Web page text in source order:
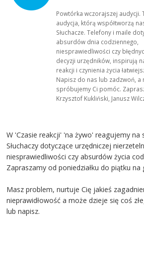
Powtórka wczorajszej audycji.
audycja, którą współtworzą
Słuchacze. Telefony i maile
absurdów dnia codziennego,
niesprawiedliwości czy
decyzji urzędników, inspirują
reakcji i czynienia życia
Napisz do nas lub zadzwoń, a
spróbujemy Ci pomóc.
Krzysztof Kukliński, Janusz
W 'Czasie reakcji' 'na żywo' reagujemy na
Słuchaczy dotyczące urzędniczej
niesprawiedliwości czy absurdów życia
Zapraszamy od poniedziałku do piątku na
Masz problem, nurtuje Cię jakieś
nieprawidłowość a może dzieje się coś
lub napisz.